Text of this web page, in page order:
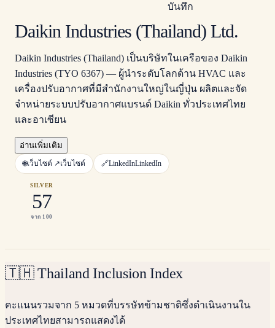
บันทึก
Daikin Industries (Thailand) Ltd.
Daikin Industries (Thailand) เป็นบริษัทในเครือของ Daikin
Industries (TYO 6367) — ผู้นำระดับโลกด้าน HVAC และ
เครื่องปรับอากาศที่มีสำนักงานใหญ่ในญี่ปุ่น ผลิตและจัด
จำหน่ายระบบปรับอากาศแบรนด์ Daikin ทั่วประเทศไทย
และอาเซียน
อ่านเพิ่มเติม
🌐เว็บไซต์ ↗เว็บไซต์ 🔗LinkedInLinkedIn
SILVER
57
จาก 100
🇹🇭 Thailand Inclusion Index
คะแนนรวมจาก 5 หมวดที่บรรษัทข้ามชาติซึ่งดำเนินงานใน
ประเทศไทยสามารถแสดงได้